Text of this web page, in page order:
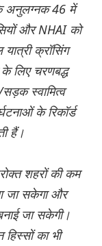
अनुलग्नक 46 में
और NHAI को
क्रॉसिंग
लिए चरणबद्ध
स्वामित्व
के रिकॉर्ड
हैं।
शहरों की कम
जा सकेगा और
जा सकेगी।
हिस्सों का भी